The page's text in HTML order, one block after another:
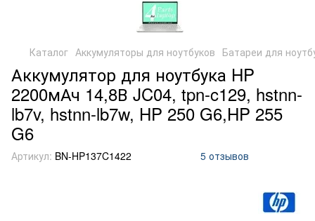
Каталог Аккумуляторы для ноутбуков Батареи для
Аккумулятор для ноутбука HP
2200мАч 14,8В JC04, tpn-c129, hstnn-
lb7v, hstnn-lb7w, HP 250 G6,HP 255
G6
Артикул: BN-HP137C1422 5 отзывов